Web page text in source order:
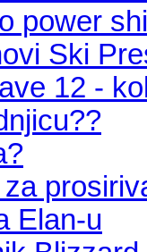
power
Ski
12 -
Elan-u